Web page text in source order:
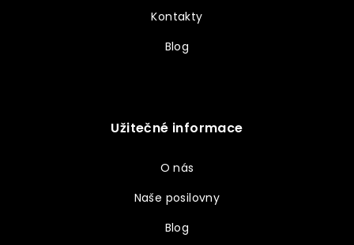
Kontakty
Blog
Užitečné informace
O nás
Naše posilovny
Blog